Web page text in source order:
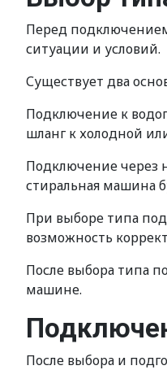
Перед
ситуации и условий.
Существует два
Подключение к
шланг к холодной
Подключение через
стиральная машина
При выборе типа
возможность
После выбора типа
машине.
После выбора и